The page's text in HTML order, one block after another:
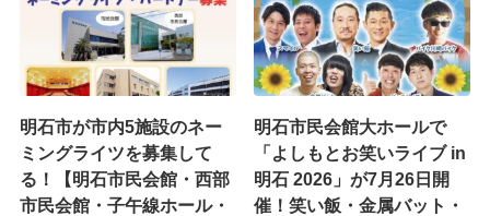
明石市が市内5施設のネー
ミングライツを募集して
る！【明石市民会館・西部
市民会館・子午線ホール・
明石市民会館大ホールで
「よしもとお笑いライブ in
明石 2026」が7月26日開
催！笑い飯・金属バット・